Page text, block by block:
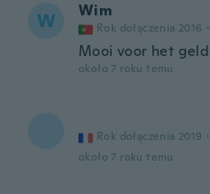
W Wim
Rok dołączenia 2016 ·
Mooi voor het geld
około 7 roku temu
Rok dołączenia 2019 ·
około 7 roku temu